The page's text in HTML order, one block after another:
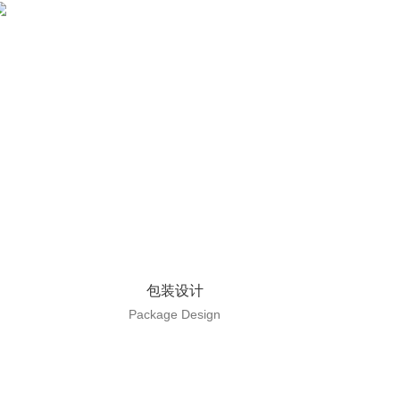
包装设计
Package Design